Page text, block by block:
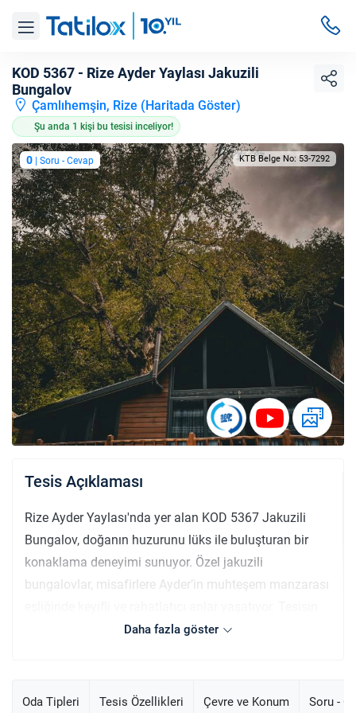
KOD 5367 - Rize Ayder Yaylası Jakuzili
Bungalov
Çamlıhemşin, Rize (Haritada Göster)
Şu anda 1 kişi bu tesisi inceliyor!
KTB Belge No: 53-7292
0 | Soru - Cevap
Tesis Açıklaması
Rize Ayder Yaylası'nda yer alan KOD 5367 Jakuzili
Bungalov, doğanın huzurunu lüks ile buluşturan bir
konaklama deneyimi sunuyor. Özel jakuzili
bungalovlar, misafirlere Ayder’in muhteşem manzarası
ücretsiz internet hizmeti ve özel otoparkı bulunuyor,
tesisin bahçesi ve terasında dinlenebilir veya barbekü
Daha fazla göster
Oda Tipleri Tesis Özellikleri Çevre ve Konum Soru -